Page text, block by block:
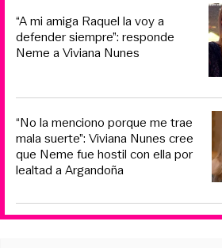
“A mi amiga Raquel la voy a
defender siempre”: responde
Neme a Viviana Nunes
“No la menciono porque me trae
mala suerte”: Viviana Nunes cree
que Neme fue hostil con ella por
lealtad a Argandoña